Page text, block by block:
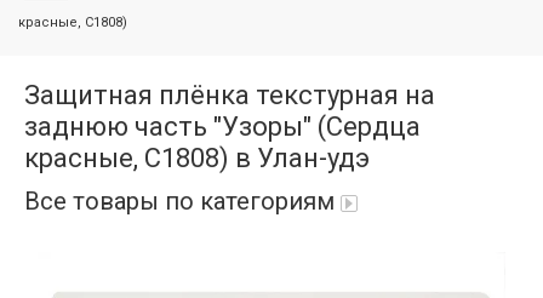
красные, C1808)
Защитная плёнка текстурная на
заднюю часть "Узоры" (Сердца
красные, C1808) в Улан-удэ
Все товары по категориям